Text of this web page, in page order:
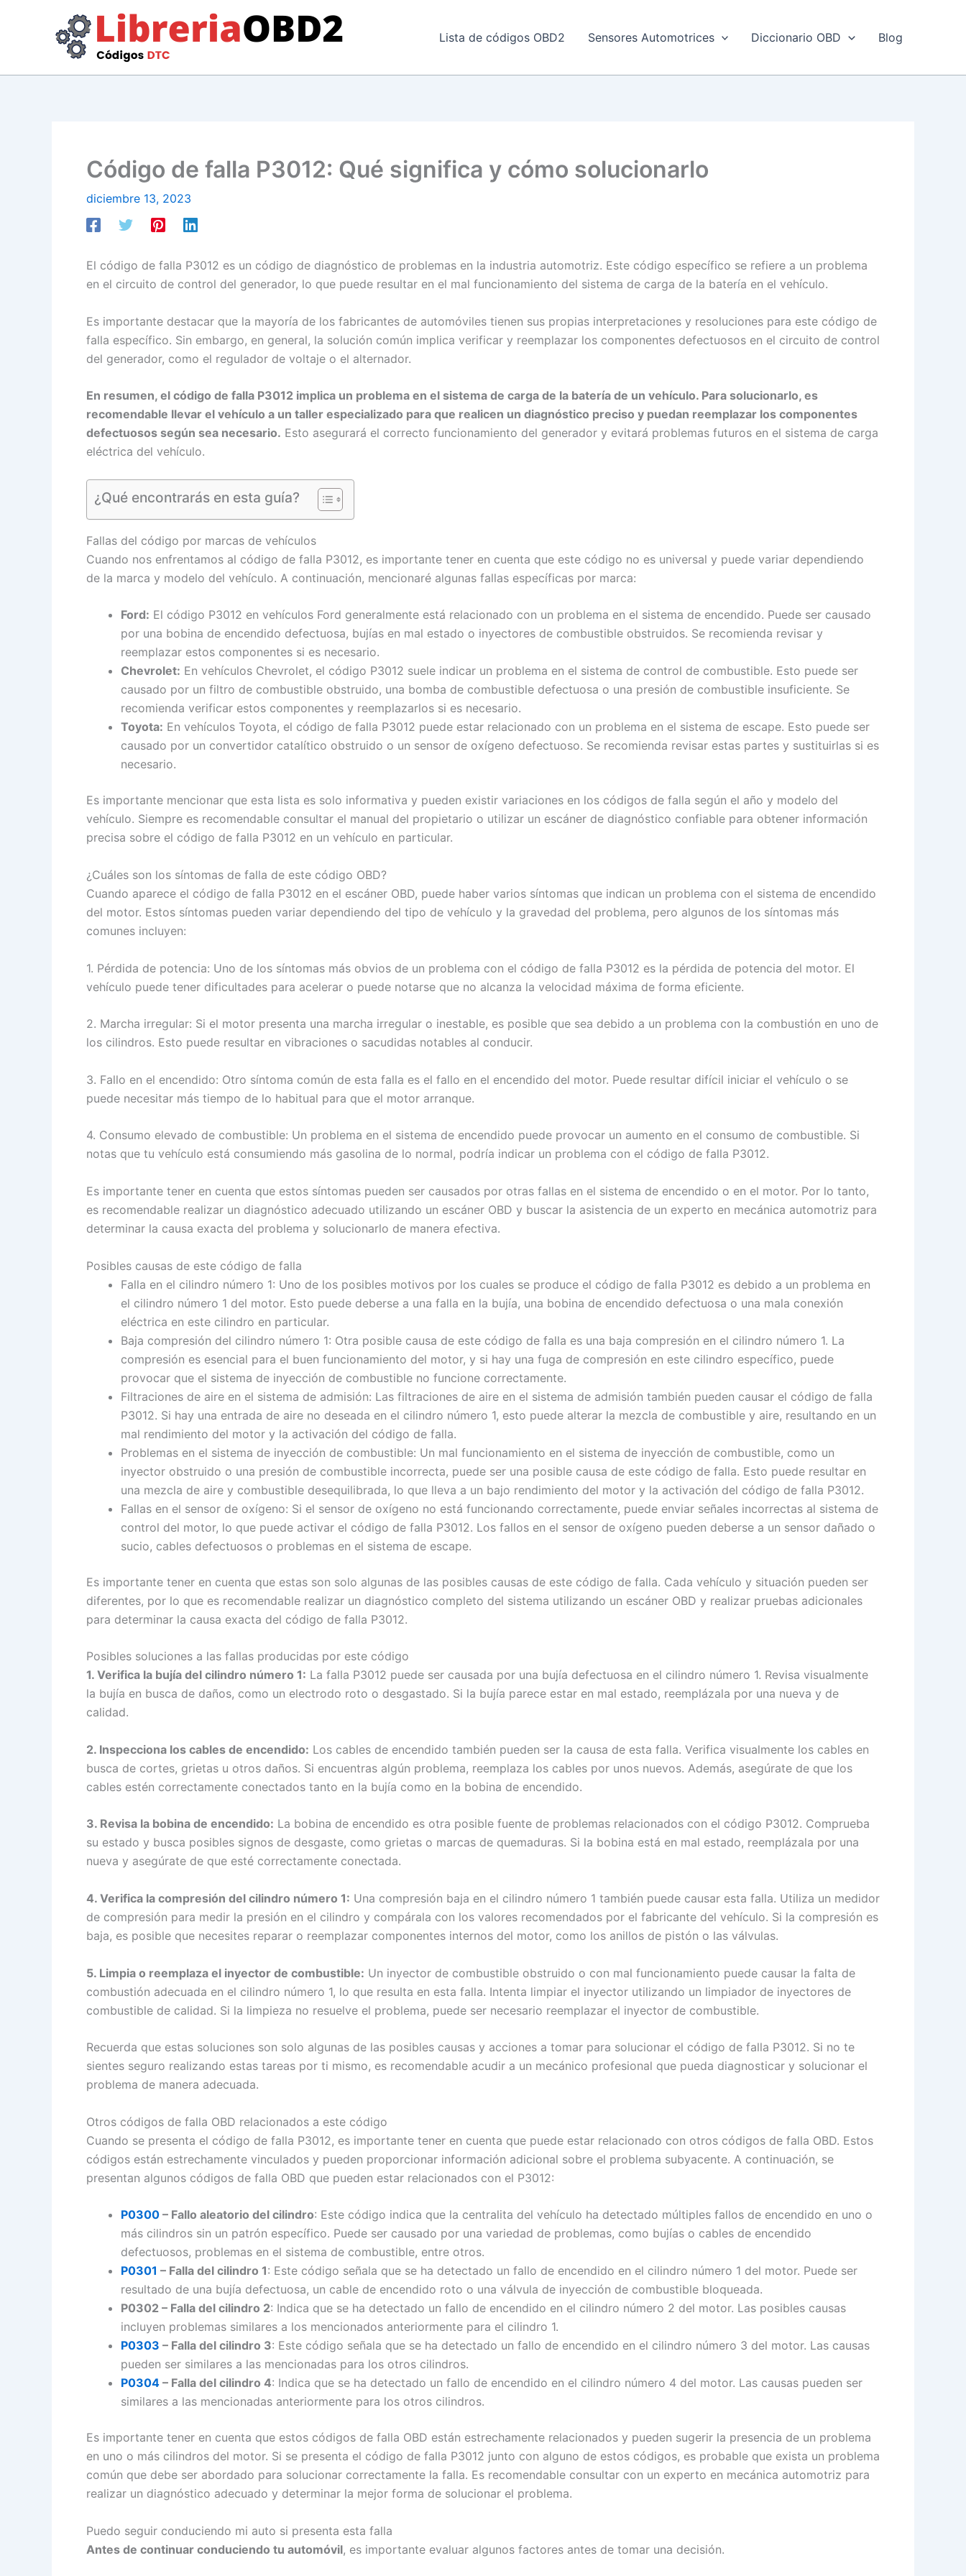
Lista de códigos OBD2 Sensores Automotrices Diccionario OBD Blog
Código de falla P3012: Qué significa y cómo solucionarlo
diciembre 13, 2023
El código de falla P3012 es un código de diagnóstico de problemas en la industria automotriz. Este código específico se refiere a un problema
en el circuito de control del generador, lo que puede resultar en el mal funcionamiento del sistema de carga de la batería en el vehículo.
Es importante destacar que la mayoría de los fabricantes de automóviles tienen sus propias interpretaciones y resoluciones para este código de
falla específico. Sin embargo, en general, la solución común implica verificar y reemplazar los componentes defectuosos en el circuito de control
del generador, como el regulador de voltaje o el alternador.
En resumen, el código de falla P3012 implica un problema en el sistema de carga de la batería de un vehículo. Para solucionarlo, es
recomendable llevar el vehículo a un taller especializado para que realicen un diagnóstico preciso y puedan reemplazar los componentes
defectuosos según sea necesario. Esto asegurará el correcto funcionamiento del generador y evitará problemas futuros en el sistema de carga
eléctrica del vehículo.
¿Qué encontrarás en esta guía?
Fallas del código por marcas de vehículos
Cuando nos enfrentamos al código de falla P3012, es importante tener en cuenta que este código no es universal y puede variar dependiendo
de la marca y modelo del vehículo. A continuación, mencionaré algunas fallas específicas por marca:
Ford: El código P3012 en vehículos Ford generalmente está relacionado con un problema en el sistema de encendido. Puede ser causado
por una bobina de encendido defectuosa, bujías en mal estado o inyectores de combustible obstruidos. Se recomienda revisar y
reemplazar estos componentes si es necesario.
Chevrolet: En vehículos Chevrolet, el código P3012 suele indicar un problema en el sistema de control de combustible. Esto puede ser
causado por un filtro de combustible obstruido, una bomba de combustible defectuosa o una presión de combustible insuficiente. Se
recomienda verificar estos componentes y reemplazarlos si es necesario.
Toyota: En vehículos Toyota, el código de falla P3012 puede estar relacionado con un problema en el sistema de escape. Esto puede ser
causado por un convertidor catalítico obstruido o un sensor de oxígeno defectuoso. Se recomienda revisar estas partes y sustituirlas si es
necesario.
Es importante mencionar que esta lista es solo informativa y pueden existir variaciones en los códigos de falla según el año y modelo del
vehículo. Siempre es recomendable consultar el manual del propietario o utilizar un escáner de diagnóstico confiable para obtener información
precisa sobre el código de falla P3012 en un vehículo en particular.
¿Cuáles son los síntomas de falla de este código OBD?
Cuando aparece el código de falla P3012 en el escáner OBD, puede haber varios síntomas que indican un problema con el sistema de encendido
del motor. Estos síntomas pueden variar dependiendo del tipo de vehículo y la gravedad del problema, pero algunos de los síntomas más
comunes incluyen:
1. Pérdida de potencia: Uno de los síntomas más obvios de un problema con el código de falla P3012 es la pérdida de potencia del motor. El
vehículo puede tener dificultades para acelerar o puede notarse que no alcanza la velocidad máxima de forma eficiente.
2. Marcha irregular: Si el motor presenta una marcha irregular o inestable, es posible que sea debido a un problema con la combustión en uno de
los cilindros. Esto puede resultar en vibraciones o sacudidas notables al conducir.
3. Fallo en el encendido: Otro síntoma común de esta falla es el fallo en el encendido del motor. Puede resultar difícil iniciar el vehículo o se
puede necesitar más tiempo de lo habitual para que el motor arranque.
4. Consumo elevado de combustible: Un problema en el sistema de encendido puede provocar un aumento en el consumo de combustible. Si
notas que tu vehículo está consumiendo más gasolina de lo normal, podría indicar un problema con el código de falla P3012.
Es importante tener en cuenta que estos síntomas pueden ser causados por otras fallas en el sistema de encendido o en el motor. Por lo tanto,
es recomendable realizar un diagnóstico adecuado utilizando un escáner OBD y buscar la asistencia de un experto en mecánica automotriz para
determinar la causa exacta del problema y solucionarlo de manera efectiva.
Posibles causas de este código de falla
Falla en el cilindro número 1: Uno de los posibles motivos por los cuales se produce el código de falla P3012 es debido a un problema en
el cilindro número 1 del motor. Esto puede deberse a una falla en la bujía, una bobina de encendido defectuosa o una mala conexión
eléctrica en este cilindro en particular.
Baja compresión del cilindro número 1: Otra posible causa de este código de falla es una baja compresión en el cilindro número 1. La
compresión es esencial para el buen funcionamiento del motor, y si hay una fuga de compresión en este cilindro específico, puede
provocar que el sistema de inyección de combustible no funcione correctamente.
Filtraciones de aire en el sistema de admisión: Las filtraciones de aire en el sistema de admisión también pueden causar el código de falla
P3012. Si hay una entrada de aire no deseada en el cilindro número 1, esto puede alterar la mezcla de combustible y aire, resultando en un
mal rendimiento del motor y la activación del código de falla.
Problemas en el sistema de inyección de combustible: Un mal funcionamiento en el sistema de inyección de combustible, como un
inyector obstruido o una presión de combustible incorrecta, puede ser una posible causa de este código de falla. Esto puede resultar en
una mezcla de aire y combustible desequilibrada, lo que lleva a un bajo rendimiento del motor y la activación del código de falla P3012.
Fallas en el sensor de oxígeno: Si el sensor de oxígeno no está funcionando correctamente, puede enviar señales incorrectas al sistema de
control del motor, lo que puede activar el código de falla P3012. Los fallos en el sensor de oxígeno pueden deberse a un sensor dañado o
sucio, cables defectuosos o problemas en el sistema de escape.
Es importante tener en cuenta que estas son solo algunas de las posibles causas de este código de falla. Cada vehículo y situación pueden ser
diferentes, por lo que es recomendable realizar un diagnóstico completo del sistema utilizando un escáner OBD y realizar pruebas adicionales
para determinar la causa exacta del código de falla P3012.
Posibles soluciones a las fallas producidas por este código
1. Verifica la bujía del cilindro número 1: La falla P3012 puede ser causada por una bujía defectuosa en el cilindro número 1. Revisa visualmente
la bujía en busca de daños, como un electrodo roto o desgastado. Si la bujía parece estar en mal estado, reemplázala por una nueva y de
calidad.
2. Inspecciona los cables de encendido: Los cables de encendido también pueden ser la causa de esta falla. Verifica visualmente los cables en
busca de cortes, grietas u otros daños. Si encuentras algún problema, reemplaza los cables por unos nuevos. Además, asegúrate de que los
cables estén correctamente conectados tanto en la bujía como en la bobina de encendido.
3. Revisa la bobina de encendido: La bobina de encendido es otra posible fuente de problemas relacionados con el código P3012. Comprueba
su estado y busca posibles signos de desgaste, como grietas o marcas de quemaduras. Si la bobina está en mal estado, reemplázala por una
nueva y asegúrate de que esté correctamente conectada.
4. Verifica la compresión del cilindro número 1: Una compresión baja en el cilindro número 1 también puede causar esta falla. Utiliza un medidor
de compresión para medir la presión en el cilindro y compárala con los valores recomendados por el fabricante del vehículo. Si la compresión es
baja, es posible que necesites reparar o reemplazar componentes internos del motor, como los anillos de pistón o las válvulas.
5. Limpia o reemplaza el inyector de combustible: Un inyector de combustible obstruido o con mal funcionamiento puede causar la falta de
combustión adecuada en el cilindro número 1, lo que resulta en esta falla. Intenta limpiar el inyector utilizando un limpiador de inyectores de
combustible de calidad. Si la limpieza no resuelve el problema, puede ser necesario reemplazar el inyector de combustible.
Recuerda que estas soluciones son solo algunas de las posibles causas y acciones a tomar para solucionar el código de falla P3012. Si no te
sientes seguro realizando estas tareas por ti mismo, es recomendable acudir a un mecánico profesional que pueda diagnosticar y solucionar el
problema de manera adecuada.
Otros códigos de falla OBD relacionados a este código
Cuando se presenta el código de falla P3012, es importante tener en cuenta que puede estar relacionado con otros códigos de falla OBD. Estos
códigos están estrechamente vinculados y pueden proporcionar información adicional sobre el problema subyacente. A continuación, se
presentan algunos códigos de falla OBD que pueden estar relacionados con el P3012:
P0300 – Fallo aleatorio del cilindro: Este código indica que la centralita del vehículo ha detectado múltiples fallos de encendido en uno o
más cilindros sin un patrón específico. Puede ser causado por una variedad de problemas, como bujías o cables de encendido
defectuosos, problemas en el sistema de combustible, entre otros.
P0301 – Falla del cilindro 1: Este código señala que se ha detectado un fallo de encendido en el cilindro número 1 del motor. Puede ser
resultado de una bujía defectuosa, un cable de encendido roto o una válvula de inyección de combustible bloqueada.
P0302 – Falla del cilindro 2: Indica que se ha detectado un fallo de encendido en el cilindro número 2 del motor. Las posibles causas
incluyen problemas similares a los mencionados anteriormente para el cilindro 1.
P0303 – Falla del cilindro 3: Este código señala que se ha detectado un fallo de encendido en el cilindro número 3 del motor. Las causas
pueden ser similares a las mencionadas para los otros cilindros.
P0304 – Falla del cilindro 4: Indica que se ha detectado un fallo de encendido en el cilindro número 4 del motor. Las causas pueden ser
similares a las mencionadas anteriormente para los otros cilindros.
Es importante tener en cuenta que estos códigos de falla OBD están estrechamente relacionados y pueden sugerir la presencia de un problema
en uno o más cilindros del motor. Si se presenta el código de falla P3012 junto con alguno de estos códigos, es probable que exista un problema
común que debe ser abordado para solucionar correctamente la falla. Es recomendable consultar con un experto en mecánica automotriz para
realizar un diagnóstico adecuado y determinar la mejor forma de solucionar el problema.
Puedo seguir conduciendo mi auto si presenta esta falla
Antes de continuar conduciendo tu automóvil, es importante evaluar algunos factores antes de tomar una decisión.